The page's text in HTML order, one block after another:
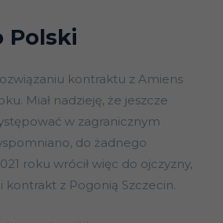
Polski
kontraktu z Amiens
Miał nadzieję, że jeszcze
w zagranicznym
do żadnego
roku wrócił więc do ojczyzny,
z Pogonią Szczecin.